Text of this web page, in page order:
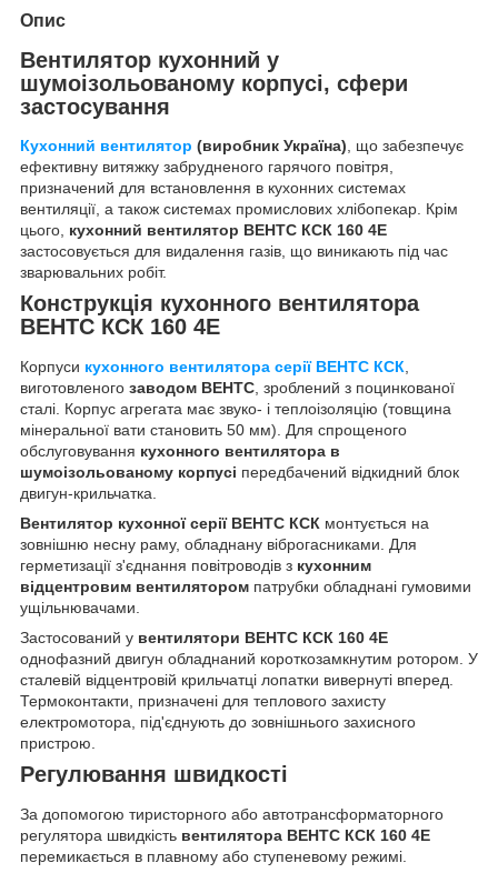
Опис
Вентилятор кухонний у
шумоізольованому корпусі, сфери
застосування
Кухонний вентилятор (виробник Україна), що забезпечує
ефективну витяжку забрудненого гарячого повітря,
призначений для встановлення в кухонних системах
вентиляції, а також системах промислових хлібопекар. Крім
цього, кухонний вентилятор ВЕНТС КСК 160 4Е
застосовується для видалення газів, що виникають під час
зварювальних робіт.
Конструкція кухонного вентилятора
ВЕНТС КСК 160 4Е
Корпуси кухонного вентилятора серії ВЕНТС КСК
виготовленого заводом ВЕНТС , зроблений з поцинкованої
сталі. Корпус агрегата має звуко- і теплоізоляцію (товщина
мінеральної вати становить 50 мм). Для спрощеного
обслуговування кухонного вентилятора в
шумоізольованому корпусі передбачений відкидний блок
двигун-крильчатка.
Вентилятор кухонної серії ВЕНТС КСК монтується на
зовнішню несну раму, обладнану віброгасниками. Для
герметизації з'єднання повітроводів з кухонним
відцентровим вентилятором патрубки обладнані гумовими
ущільнювачами.
Застосований у вентилятори ВЕНТС КСК 160 4Е
однофазний двигун обладнаний короткозамкнутим ротором. У
сталевій відцентровій крильчатці лопатки вивернуті вперед.
Термоконтакти, призначені для теплового захисту
електромотора, під'єднують до зовнішнього захисного
пристрою.
Регулювання швидкості
За допомогою тиристорного або автотрансформаторного
регулятора швидкість вентилятора ВЕНТС КСК 160 4Е
перемикається в плавному або ступеневому режимі.